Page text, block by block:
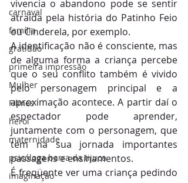
carnaval
família
gratidão
primeira impressão
Mulher
Filmes
herói
maternidade
psicóloga barra da tijuca
imaginação
vivencia o abandono pode se sentir
atraída pela história do Patinho Feio
ou Cinderela, por exemplo.
A identificação não é consciente, mas
de alguma forma a criança percebe
que o seu conflito também é vivido
pelo personagem principal e a
aproximação acontece. A partir daí o
espectador pode aprender,
juntamente com o personagem, que
tem na sua jornada importantes
passagens e ensinamentos.
É freqüente ver uma criança pedindo